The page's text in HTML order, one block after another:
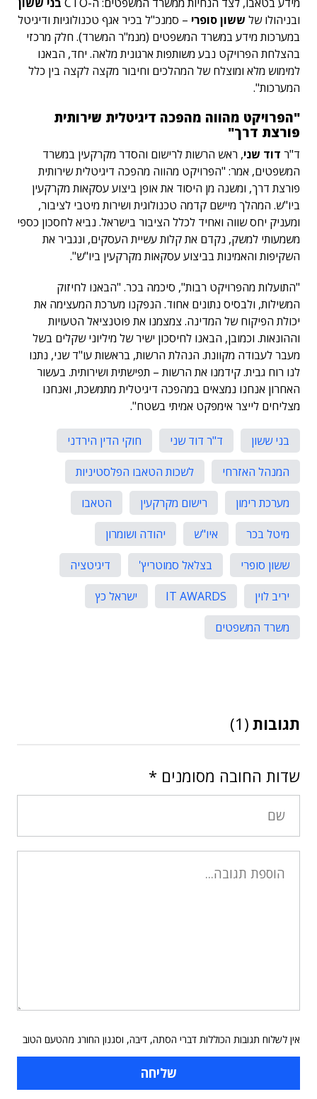
מידע בטאבו, לצד הנחיות ממשרד המשפטים: ה-CTO
בני ששון
ובניהולו של ששון סופרי – סמנכ"ל בכיר אגף טכנולוגיות ודיגיטל
במערכות מידע במשרד המשפטים (מנמ"ר המשרד). חלק מרכזי
בהצלחת הפרויקט נבע משותפות ארגונית מלאה. יחד, הבאנו
למימוש מלא ומוצלח של המהלכים וחיבור מקצה לקצה בין כלל
המערכות".
"הפרויקט מהווה מהפכה דיגיטלית שירותית
פורצת דרך"
ד"ר דוד שני, ראש הרשות לרישום והסדר מקרקעין במשרד
המשפטים, אמר: "הפרויקט מהווה מהפכה דיגיטלית שירותית
פורצת דרך, ומשנה מן היסוד את אופן ביצוע עסקאות מקרקעין
ביו"ש. המהלך מיישם קדמה טכנולוגית ושירות מיטבי לציבור,
ומעניק יחס שווה ואחיד לכלל הציבור בישראל. נביא לחסכון כספי
משמעותי למשק, נקדם את קלות עשיית העסקים, ונגביר את
השקיפות והאמינות בביצוע עסקאות מקרקעין ביו"ש".
"התועלות מהפרויקט רבות", סיכמה בכר. "הבאנו לחיזוק
המשילות, ולבסיס נתונים אחוד. הנפקנו מערכת המעצימה את
יכולת הפיקוח של המדינה. צמצמנו את פוטנציאל הטעויות
וההונאות. וכמובן, הבאנו לחיסכון ישיר של מיליוני שקלים בשל
מעבר לעבודה מקוונת. הנהלת הרשות, בראשות עו"ד שני, נתנו
לנו רוח גבית. קידמנו את הרשות – תפישתית ושירותית. בעשור
האחרון אנחנו נמצאים במהפכה דיגיטלית מתמשכת, ואנחנו
מצליחים לייצר אימפקט אמיתי בשטח".
בני ששון ד"ר דוד שני
חוקי הדין הירדני
המנהל האזרחי
לשכות הטאבו הפלסטיניות
מערכת רימון
רישום מקרקעין
הטאבו
מיטל בכר
איו"ש
יהודה ושומרון
ששון סופרי
בצלאל סמוטריץ'
דיגיטציה
יריב לוין
IT AWARDS
ישראל כץ
משרד המשפטים
תגובות (1)
שדות החובה מסומנים *
אין לשלוח תגובות הכוללות דברי הסתה, דיבה, וסגנון החורג מהטעם הטוב